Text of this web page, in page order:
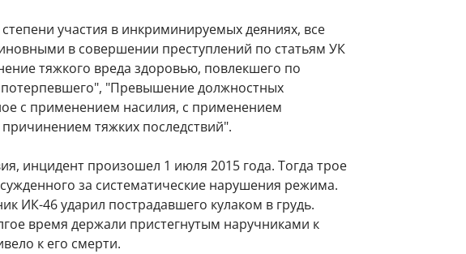
участия в инкриминируемых деяниях, все
в совершении преступлений по статьям УК
тяжкого вреда здоровью, повлекшего по
"Превышение должностных
с применением насилия, с применением
тяжких последствий".
инцидент произошел 1 июля 2015 года. Тогда трое
за систематические нарушения режима.
ИК-46 ударил пострадавшего кулаком в грудь.
время держали пристегнутым наручниками к
к его смерти.